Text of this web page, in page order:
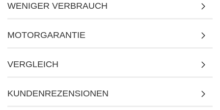
WENIGER VERBRAUCH
MOTORGARANTIE
VERGLEICH
KUNDENREZENSIONEN